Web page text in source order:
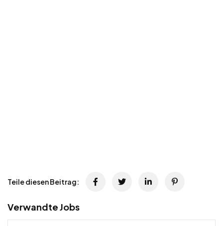
Teile diesen Beitrag:
Verwandte Jobs